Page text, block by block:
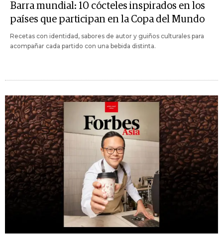
Barra mundial: 10 cócteles inspirados en los
países que participan en la Copa del Mundo
Recetas con identidad, sabores de autor y guiños culturales para
acompañar cada partido con una bebida distinta.